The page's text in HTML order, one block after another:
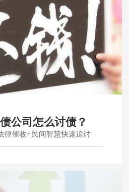
公司怎么讨债？
律催收+民间智慧快速追讨